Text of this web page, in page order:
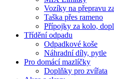
Vozíky na přepravu
Taška přes rameno
Přípojky za kolo,
Třídění odpadu
Odpadkové koše
Náhradní díly, pytle
Pro domácí mazlíčky
Doplňky pro zvířata